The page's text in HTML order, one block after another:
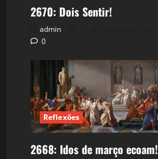
2670: Dois Sentir!
admin
0
Reflexões
2668: Idos de março ecoam!